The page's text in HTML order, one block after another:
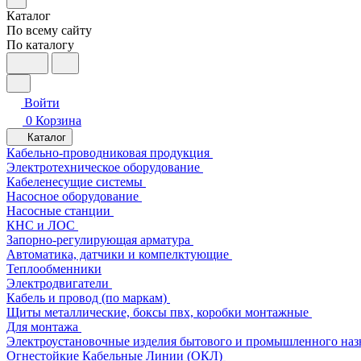
Каталог
По всему сайту
По каталогу
Войти
0 Корзина
Каталог
Кабельно-проводниковая продукция
Электротехническое оборудование
Кабеленесущие системы
Насосное оборудование
Насосные станции
КНС и ЛОС
Запорно-регулирующая арматура
Автоматика, датчики и компелктующие
Теплообменники
Электродвигатели
Кабель и провод (по маркам)
Щиты металлические, боксы пвх, коробки монтажные
Для монтажа
Электроустановочные изделия бытового и промышленного
Огнестойкие Кабельные Линии (ОКЛ)